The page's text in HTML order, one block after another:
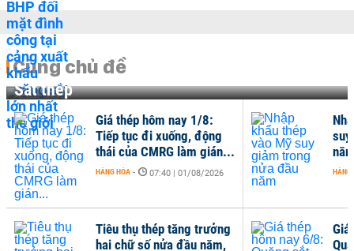
Cùng chủ đề
Sắt thép
Giá thép hôm nay 1/8:
Tiếp tục đi xuống, động
thái của CMRG làm gián...
HÀNG HÓA - 07:40 | 01/08/2026
Tiêu thụ thép tăng trưởng
hai chữ số nửa đầu năm,
HÀNG